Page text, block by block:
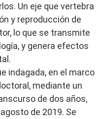
Un eje que vertebra
y reproducción de
lo que se transmite
y genera efectos
indagada, en el marco
mediante un
de dos años,
de 2019. Se